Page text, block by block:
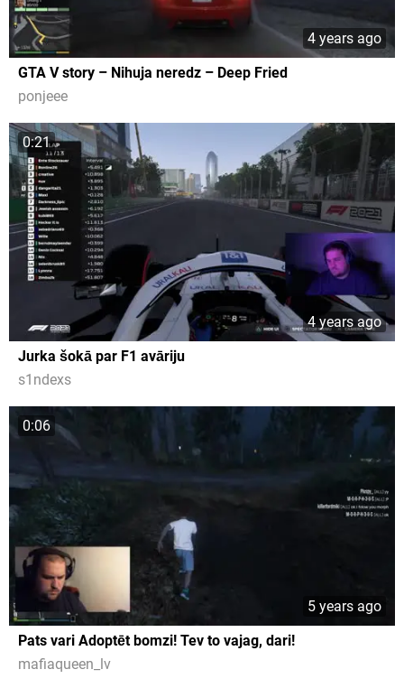
4 years ago
GTA V story – Nihuja neredz – Deep Fried
ponjeee
0:21
4 years ago
Jurka šokā par F1 avāriju
s1ndexs
0:06
5 years ago
Pats vari Adoptēt bomzi! Tev to vajag, dari!
mafiaqueen_lv